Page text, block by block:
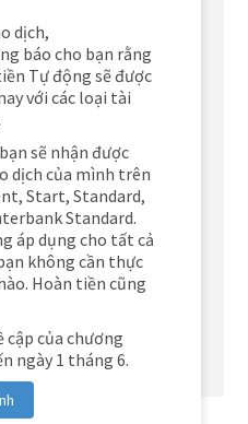
dịch,
báo cho bạn rằng
Tự động sẽ được
với các loại tài
sẽ nhận được
dịch của mình trên
Start, Standard,
Standard.
áp dụng cho tất cả
không cần thực
Hoàn tiền cũng
cập của chương
ngày 1 tháng 6.